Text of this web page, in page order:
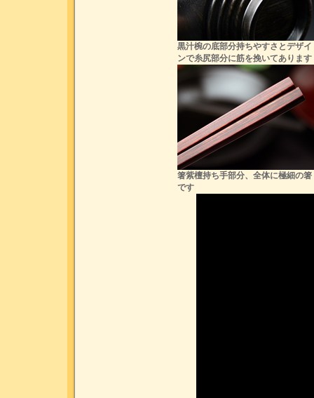
黒汁椀の底部分持ちやすさとデザイ
ンで糸尻部分に筋を挽いてあります
箸紫檀持ち手部分、全体に極細の箸
です